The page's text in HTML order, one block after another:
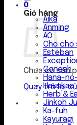
0
Giỏ hàng
Chưa có sản
Quay trở lại
Aika
Anming
AO
Cho cho
Esteban
Gonesh
Hana-
Hauskaa
Herb &
Jinkoh
Ka-fuh
Kayuragi